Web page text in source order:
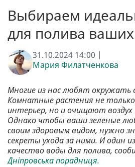
Выбираем
для полива
31.10.2024 14:00 |
Мария Филатченкова
Многие из нас любят окружать
Комнатные растения не
интерьер, но и очищают
Однако чтобы ваши зеленые
своим здоровым видом, нужно
секреты ухода за ними. И один
качество воды для полива,
Дніпровська порадниця.